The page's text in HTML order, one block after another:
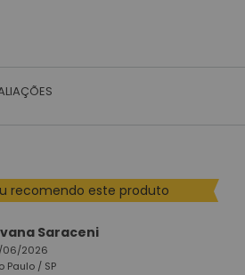
recomendo este produto
Saraceni
06/2026
Paulo / SP